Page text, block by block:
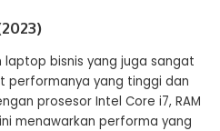
laptop bisnis yang juga sangat
performanya yang tinggi dan
prosesor Intel Core i7, RAM
ini menawarkan performa yang